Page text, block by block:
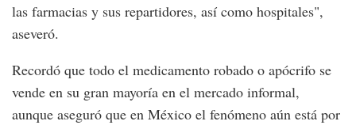
las farmacias y sus repartidores, así como hospitales",
aseveró.
Recordó que todo el medicamento robado o apócrifo se
vende en su gran mayoría en el mercado informal,
aunque aseguró que en México el fenómeno aún está por